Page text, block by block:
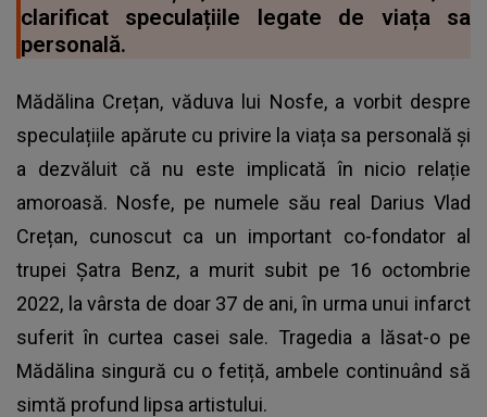
clarificat speculațiile legate de viața sa
personală.
Mădălina Crețan, văduva lui Nosfe, a vorbit despre
speculațiile apărute cu privire la viața sa personală și
a dezvăluit că nu este implicată în nicio relație
amoroasă. Nosfe, pe numele său real Darius Vlad
Crețan, cunoscut ca un important co-fondator al
trupei Șatra Benz, a murit subit pe 16 octombrie
2022, la vârsta de doar 37 de ani, în urma unui infarct
suferit în curtea casei sale. Tragedia a lăsat-o pe
Mădălina singură cu o fetiță, ambele continuând să
simtă profund lipsa artistului.